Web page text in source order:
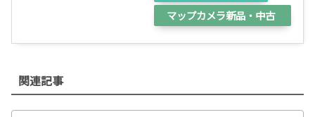
マップカメラ新品・中古
関連記事